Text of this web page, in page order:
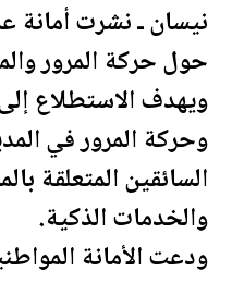
نيسان ـ نشرت أمانة
حول حركة المرور
ويهدف الاستطلاع
وحركة المرور في
السائقين المتعلقة
والخدمات الذكية.
ودعت الأمانة